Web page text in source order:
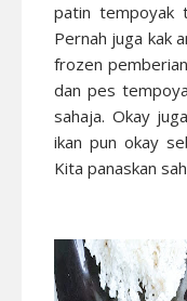
patin tempoyak
Pernah juga kak
frozen
dan pes
sahaja. Okay
ikan pun okay
Kita panaskan